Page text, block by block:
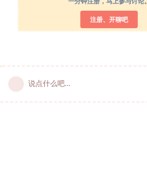
注册、开聊吧
说点什么吧...